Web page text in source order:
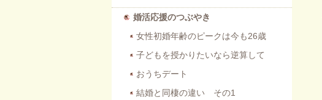
婚活応援のつぶやき
女性初婚年齢のピークは今も26歳
子どもを授かりたいなら逆算して
おうちデート
結婚と同棲の違い その1